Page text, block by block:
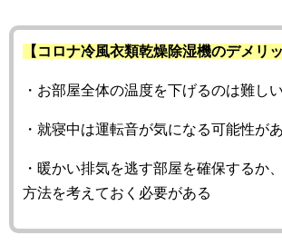
【コロナ冷風衣類乾燥除湿機のデメリッ
・お部屋全体の温度を下げるのは難しい
・就寝中は運転音が気になる可能性が
・暖かい排気を逃す部屋を確保するか
方法を考えておく必要がある